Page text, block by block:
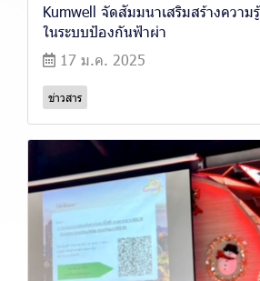
Kumwell จัดสัมมนาเสริมสร้างความ
ในระบบป้องกันฟ้าผ่า
17 ม.ค. 2025
ข่าวสาร